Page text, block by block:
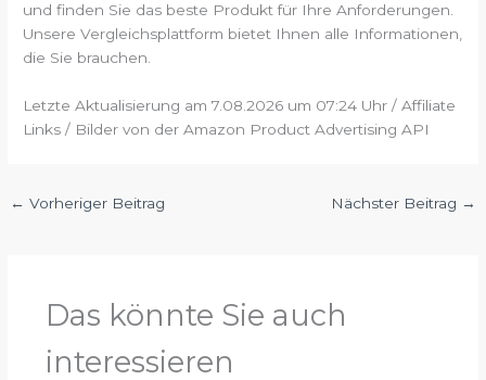
und finden Sie das beste Produkt für Ihre Anforderungen.
Unsere Vergleichsplattform bietet Ihnen alle Informationen,
die Sie brauchen.
Letzte Aktualisierung am 7.08.2026 um 07:24 Uhr / Affiliate
Links / Bilder von der Amazon Product Advertising API
← Vorheriger Beitrag Nächster Beitrag →
Das könnte Sie auch
interessieren